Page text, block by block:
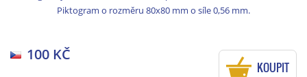
Piktogram o rozměru 80x80 mm o síle 0,56 mm.
100 KČ
KOUPIT